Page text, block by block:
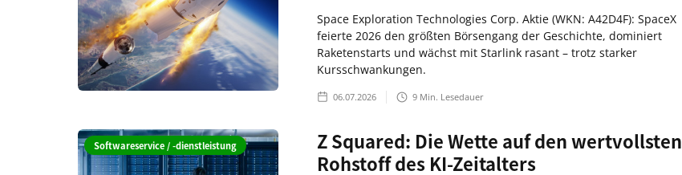
Space Exploration Technologies Corp. Aktie (WKN: A42D4F): SpaceX
feierte 2026 den größten Börsengang der Geschichte, dominiert
Raketenstarts und wächst mit Starlink rasant – trotz starker
Kursschwankungen.
06.07.2026 9 Min. Lesedauer
Softwareservice / -dienstleistung
Z Squared: Die Wette auf den wertvollsten
Rohstoff des KI-Zeitalters